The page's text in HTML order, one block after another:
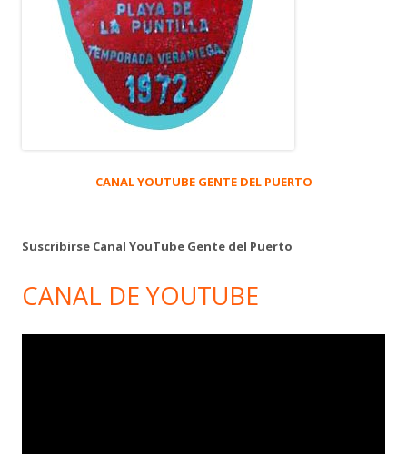
CANAL YOUTUBE GENTE DEL PUERTO
Suscribirse Canal YouTube Gente del Puerto
CANAL DE YOUTUBE